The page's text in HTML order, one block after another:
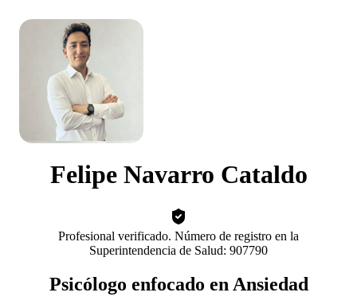
Felipe Navarro Cataldo
Profesional verificado. Número de registro en la
Superintendencia de Salud: 907790
Psicólogo enfocado en Ansiedad